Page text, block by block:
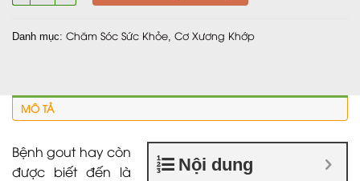
Danh mục: Chăm Sóc Sức Khỏe Cơ Xương Khớp
MÔ TẢ
Nội dung
Bệnh gout hay còn
được biết đến là